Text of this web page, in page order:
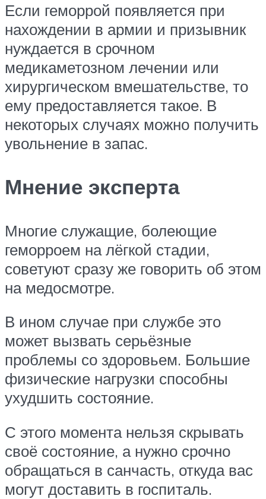
Если геморрой появляется при
нахождении в армии и призывник
нуждается в срочном
медикаметозном лечении или
хирургическом вмешательстве, то
ему предоставляется такое. В
некоторых случаях можно получить
увольнение в запас.
Мнение эксперта
Многие служащие, болеющие
геморроем на лёгкой стадии,
советуют сразу же говорить об этом
на медосмотре.
В ином случае при службе это
может вызвать серьёзные
проблемы со здоровьем. Большие
физические нагрузки способны
ухудшить состояние.
С этого момента нельзя скрывать
своё состояние, а нужно срочно
обращаться в санчасть, откуда вас
могут доставить в госпиталь.